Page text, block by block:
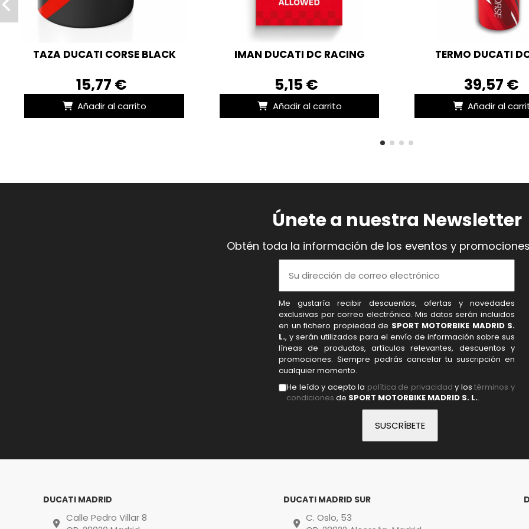
TAZA DUCATI CORSE BLACK
15,77 €
Añadir al carrito
IMAN DUCATI DC RACING
5,15 €
Añadir al carrito
TERMO DUCATI
39,57 €
Añadir al
Únete a nuestra Newsletter
Obtén toda la información de los eventos y
Me gustaría recibir descuentos, ofertas y novedades
exclusivas por correo electrónico. Mis datos serán incluidos
en un fichero propiedad de SPORT MOTORBIKE MADRID S.
L., y serán utilizados para el envío de información sobre sus
líneas de productos, artículos relevantes, descuentos y
promociones. Siempre podrás cancelar tu suscripción en
cualquier momento.
He leído y acepto la política de privacidad y lostérminos y
condiciones de SPORT MOTORBIKE MADRID S. L..
DUCATI MADRID
Calle Pedro Villar 8
DUCATI MADRID SUR
C. Oslo, 53